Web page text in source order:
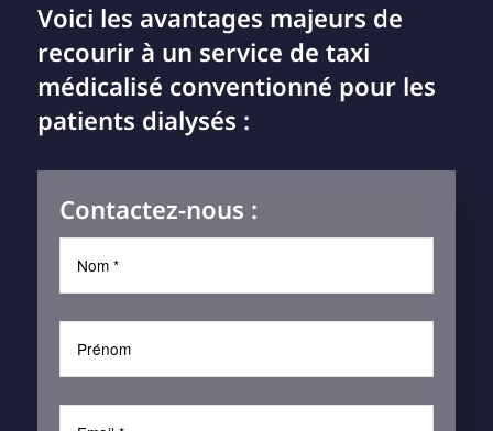
Voici les avantages majeurs de
recourir à un service de taxi
médicalisé conventionné pour les
patients dialysés :
Contactez-nous :